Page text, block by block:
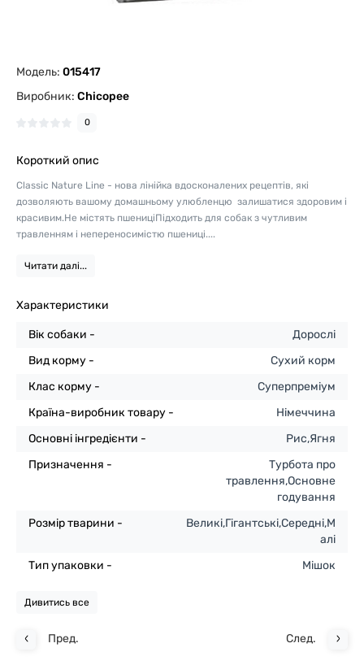
Модель: 015417
Виробник: Chicopee
0
Короткий опис
Classic Nature Line - нова лінійка вдосконалених рецептів, які
дозволяють вашому домашньому улюбленцю залишатися здоровим і
красивим.Не містять пшениціПідходить для собак з чутливим
травленням і непереносимістю пшениці....
Читати далі...
Характеристики
Вік собаки -
Дорослі
Вид корму -
Сухий корм
Клас корму -
Суперпреміум
Країна-виробник товару -
Німеччина
Основні інгредієнти -
Рис,Ягня
Призначення -
Турбота про
травлення,Основне
годування
Розмір тварини -
Великі,Гігантські,Середні,М
алі
Тип упаковки -
Мішок
Дивитись все
Пред. След.